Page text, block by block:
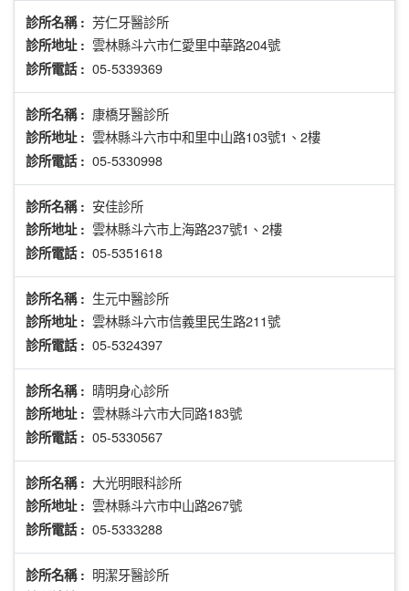
診所名稱 : 芳仁牙醫診所
診所地址 : 雲林縣斗六市仁愛里中華路204號
診所電話 : 05-5339369
診所名稱 : 康橋牙醫診所
診所地址 : 雲林縣斗六市中和里中山路103號1、2樓
診所電話 : 05-5330998
診所名稱 : 安佳診所
診所地址 : 雲林縣斗六市上海路237號1、2樓
診所電話 : 05-5351618
診所名稱 : 生元中醫診所
診所地址 : 雲林縣斗六市信義里民生路211號
診所電話 : 05-5324397
診所名稱 : 晴明身心診所
診所地址 : 雲林縣斗六市大同路183號
診所電話 : 05-5330567
診所名稱 : 大光明眼科診所
診所地址 : 雲林縣斗六市中山路267號
診所電話 : 05-5333288
診所名稱 : 明潔牙醫診所